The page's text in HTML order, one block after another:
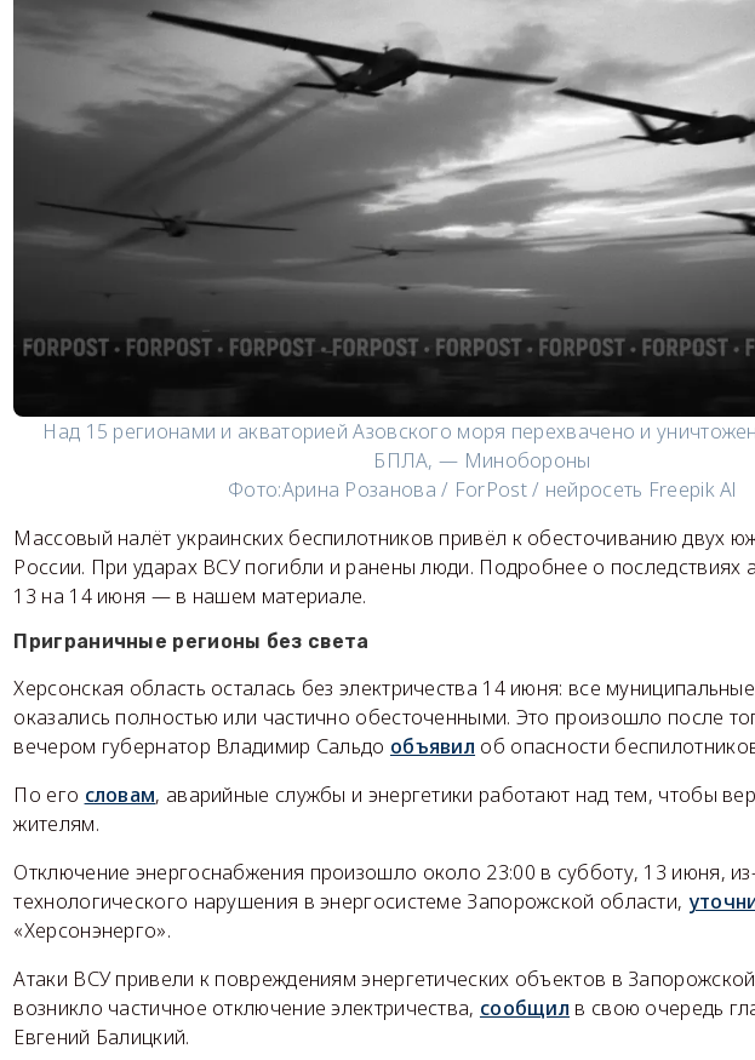
Над 15 регионами и акваторией Азовского моря перехвачено и
БПЛА, — Минобороны
Фото:Арина Розанова / ForPost / нейросеть Freepik Al
Массовый налёт украинских беспилотников привёл к обесточиванию двух
России. При ударах ВСУ погибли и ранены люди. Подробнее о последствиях
13 на 14 июня — в нашем материале.
Приграничные регионы без света
Херсонская область осталась без электричества 14 июня: все
оказались полностью или частично обесточенными. Это произошло после
вечером губернатор Владимир Сальдо объявил об опасности
По его словам, аварийные службы и энергетики работают над тем, чтобы
жителям.
Отключение энергоснабжения произошло около 23:00 в субботу, 13 июня,
технологического нарушения в энергосистеме Запорожской области,
«Херсонэнерго».
Атаки ВСУ привели к повреждениям энергетических объектов в
возникло частичное отключение электричества, сообщил в свою очередь
Евгений Балицкий.